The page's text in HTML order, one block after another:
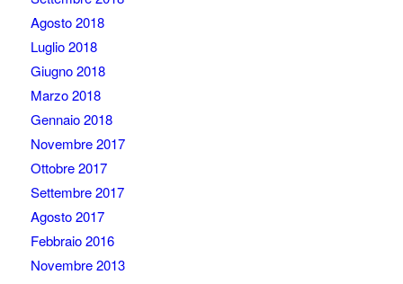
Agosto 2018
Luglio 2018
Giugno 2018
Marzo 2018
Gennaio 2018
Novembre 2017
Ottobre 2017
Settembre 2017
Agosto 2017
Febbraio 2016
Novembre 2013